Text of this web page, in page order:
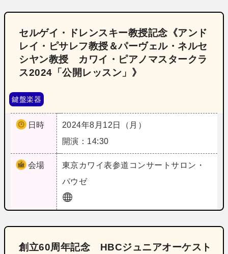
セルゲイ・ドレンスキー教授記念《アンド
レイ・ピサレフ教授＆パーヴェル・ネルセ
シヤン教授 カワイ・ピアノマスタークラ
ス2024「公開レッスン」》
鍵盤楽器
日時
2024年8月12日（月）
開演：14:30
会場 東京カワイ表参道コンサートサロン・
パウゼ
創立60周年記念 HBCジュニアオーケスト